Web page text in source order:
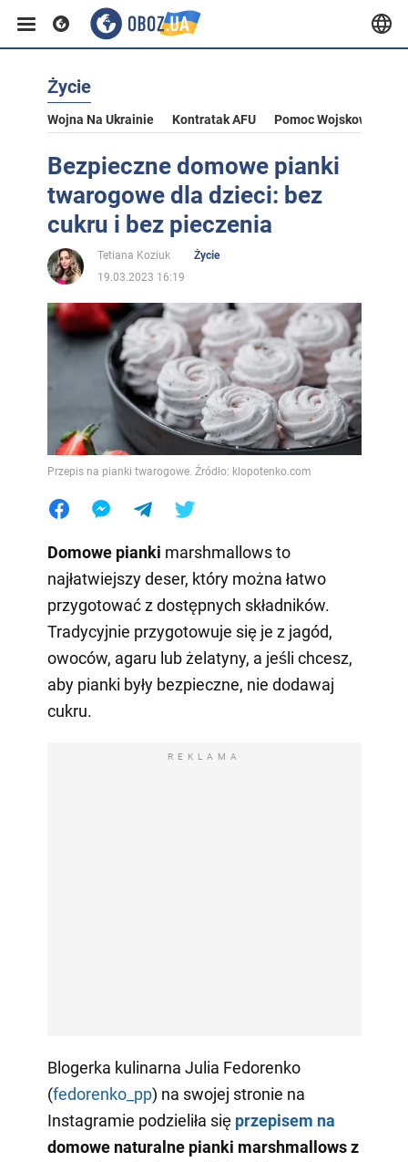
Życie
Wojna Na Ukrainie Kontratak AFU Pomoc Wojskowa Dla
Bezpieczne domowe pianki
twarogowe dla dzieci: bez
cukru i bez pieczenia
Tetiana Koziuk
Życie
19.03.2023 16:19
Przepis na pianki twarogowe. Źródło: klopotenko.com
Domowe pianki marshmallows to
najłatwiejszy deser, który można łatwo
przygotować z dostępnych składników.
Tradycyjnie przygotowuje się je z jagód,
owoców, agaru lub żelatyny, a jeśli chcesz,
aby pianki były bezpieczne, nie dodawaj
cukru.
REKLAMA
Blogerka kulinarna Julia Fedorenko
(fedorenko_pp) na swojej stronie na
Instagramie podzieliła się przepisem na
domowe naturalne pianki marshmallows z